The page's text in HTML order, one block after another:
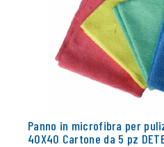
Panno in microfibra per
40X40 Cartone da 5 pz